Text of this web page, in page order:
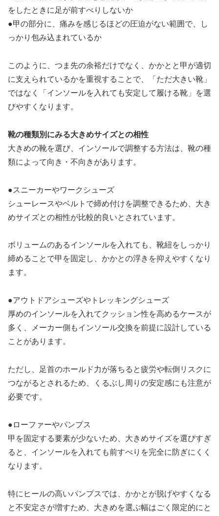
をしたときに足が前すべりしないか
●甲の部分に、痛みを感じるほどの圧迫がない範囲で、し
っかり包み込まれているか
このように、つま先の余裕だけでなく、かかとと甲が適切
に支えられているかを重視することで、「ただ大きい靴」
ではなく「インソールを入れても安定して履ける靴」を選
びやすくなります。
靴の種類別にみる大きめサイズとの相性
大きめの靴を選び、インソールで調整する方法は、靴の種
類によって向き・不向きがあります。
●スニーカーやワークシューズ
シューレースやベルトで締め付けを調整できるため、大き
めサイズとの相性が比較的良いとされています。
ボリュームのあるインソールを入れても、靴紐をしっかり
締めることで甲を固定し、かかとの浮きを抑えやすくなり
ます。
●アウトドアシューズやトレッキングシューズ
厚めのインソールを入れてクッション性を高めるケースが
多く、メーカー側もインソール交換を前提に設計している
ことがあります。
ただし、足首のホールド力が落ちると疲労や転倒リスクに
つながるとされるため、くるぶし周りの安定感にも注意が
必要です。
●ローファーやパンプス
甲を固定する要素が少ないため、大きめサイズを選びすぎ
ると、インソールを入れても前すべりを完全に防ぎにくく
なります。
特にヒールの高いパンプスでは、かかとが脱げやすくなる
と不安定さが増すため、大きめを選ぶ幅はごく限定的にと